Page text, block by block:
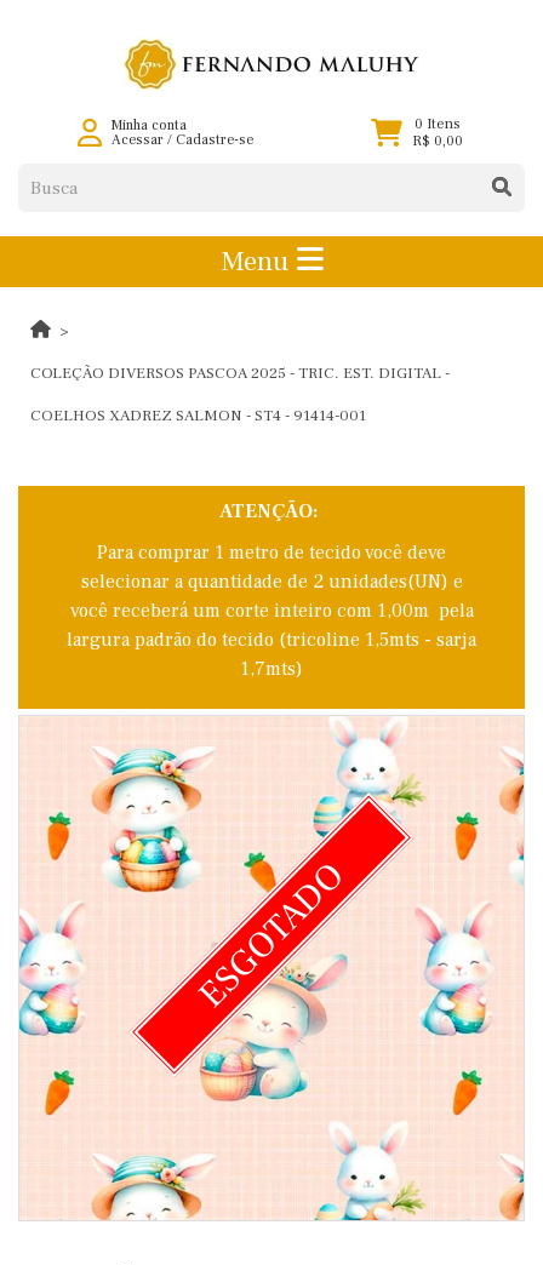
Minha conta
Acessar/ Cadastre-se
0 Itens
R$ 0,00
Menu
COLEÇÃO DIVERSOS PASCOA 2025 - TRIC. EST. DIGITAL -
COELHOS XADREZ SALMON - ST4 - 91414-001
ATENÇÃO:
Para comprar 1 metro de tecido você deve
selecionar a quantidade de 2 unidades(UN) e
você receberá um corte inteiro com 1,00m pela
largura padrão do tecido (tricoline 1,5mts - sarja
1,7mts)
ESGOTADO